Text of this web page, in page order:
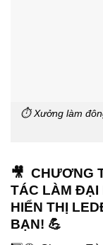
⏱️ Xưởng làm
🎥 CHƯƠNG
TÁC LÀM ĐẠI
HIỂN THỊ
BẠN! 💪